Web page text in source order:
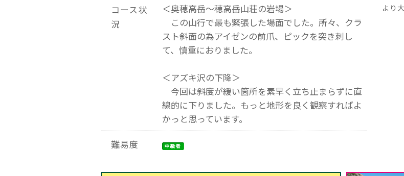
コース状
況
＜奥穂高岳～穂高岳山荘の岩場＞
この山行で最も緊張した場面でした。所々、クラ
スト斜面の為アイゼンの前爪、ピックを突き刺し
て、慎重におりました。
＜アズキ沢の下降＞
今回は斜度が緩い箇所を素早く立ち止まらずに直
線的に下りました。もっと地形を良く観察すればよ
かっと思っています。
難易度
より